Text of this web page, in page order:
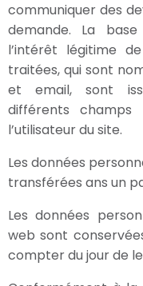
communiquer des
demande. La
l’intérêt légitime
traitées, qui sont
et email, sont
différents
l’utilisateur du site.
Les données
transférées ans un
Les données
web sont
compter du jour de